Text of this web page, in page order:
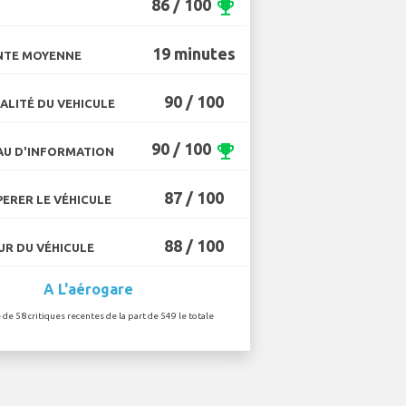
86 / 100 emoji_events
MOYENNE 19 minutes
DU VEHICULE 90 / 100
D'INFORMATION 90 / 100 emoji_events
LE VÉHICULE 87 / 100
DU VÉHICULE 88 / 100
A L'aérogare
de 58 critiques recentes de la part de 549 le totale